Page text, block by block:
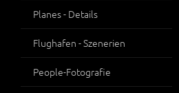
Planes - Details
Flughafen - Szenerien
People-Fotografie